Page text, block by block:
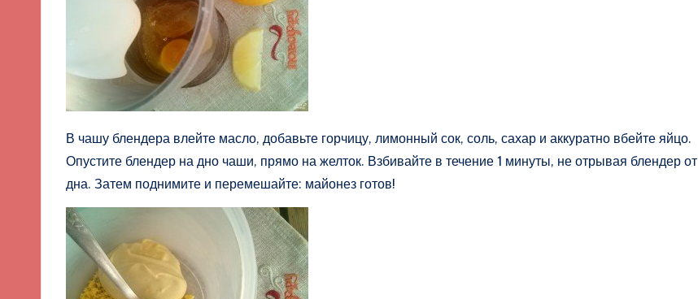
В чашу блендера влейте масло, добавьте горчицу, лимонный сок, соль, сахар и аккуратно вбейте яйцо.
Опустите блендер на дно чаши, прямо на желток. Взбивайте в течение 1 минуты, не отрывая блендер от
дна. Затем поднимите и перемешайте: майонез готов!